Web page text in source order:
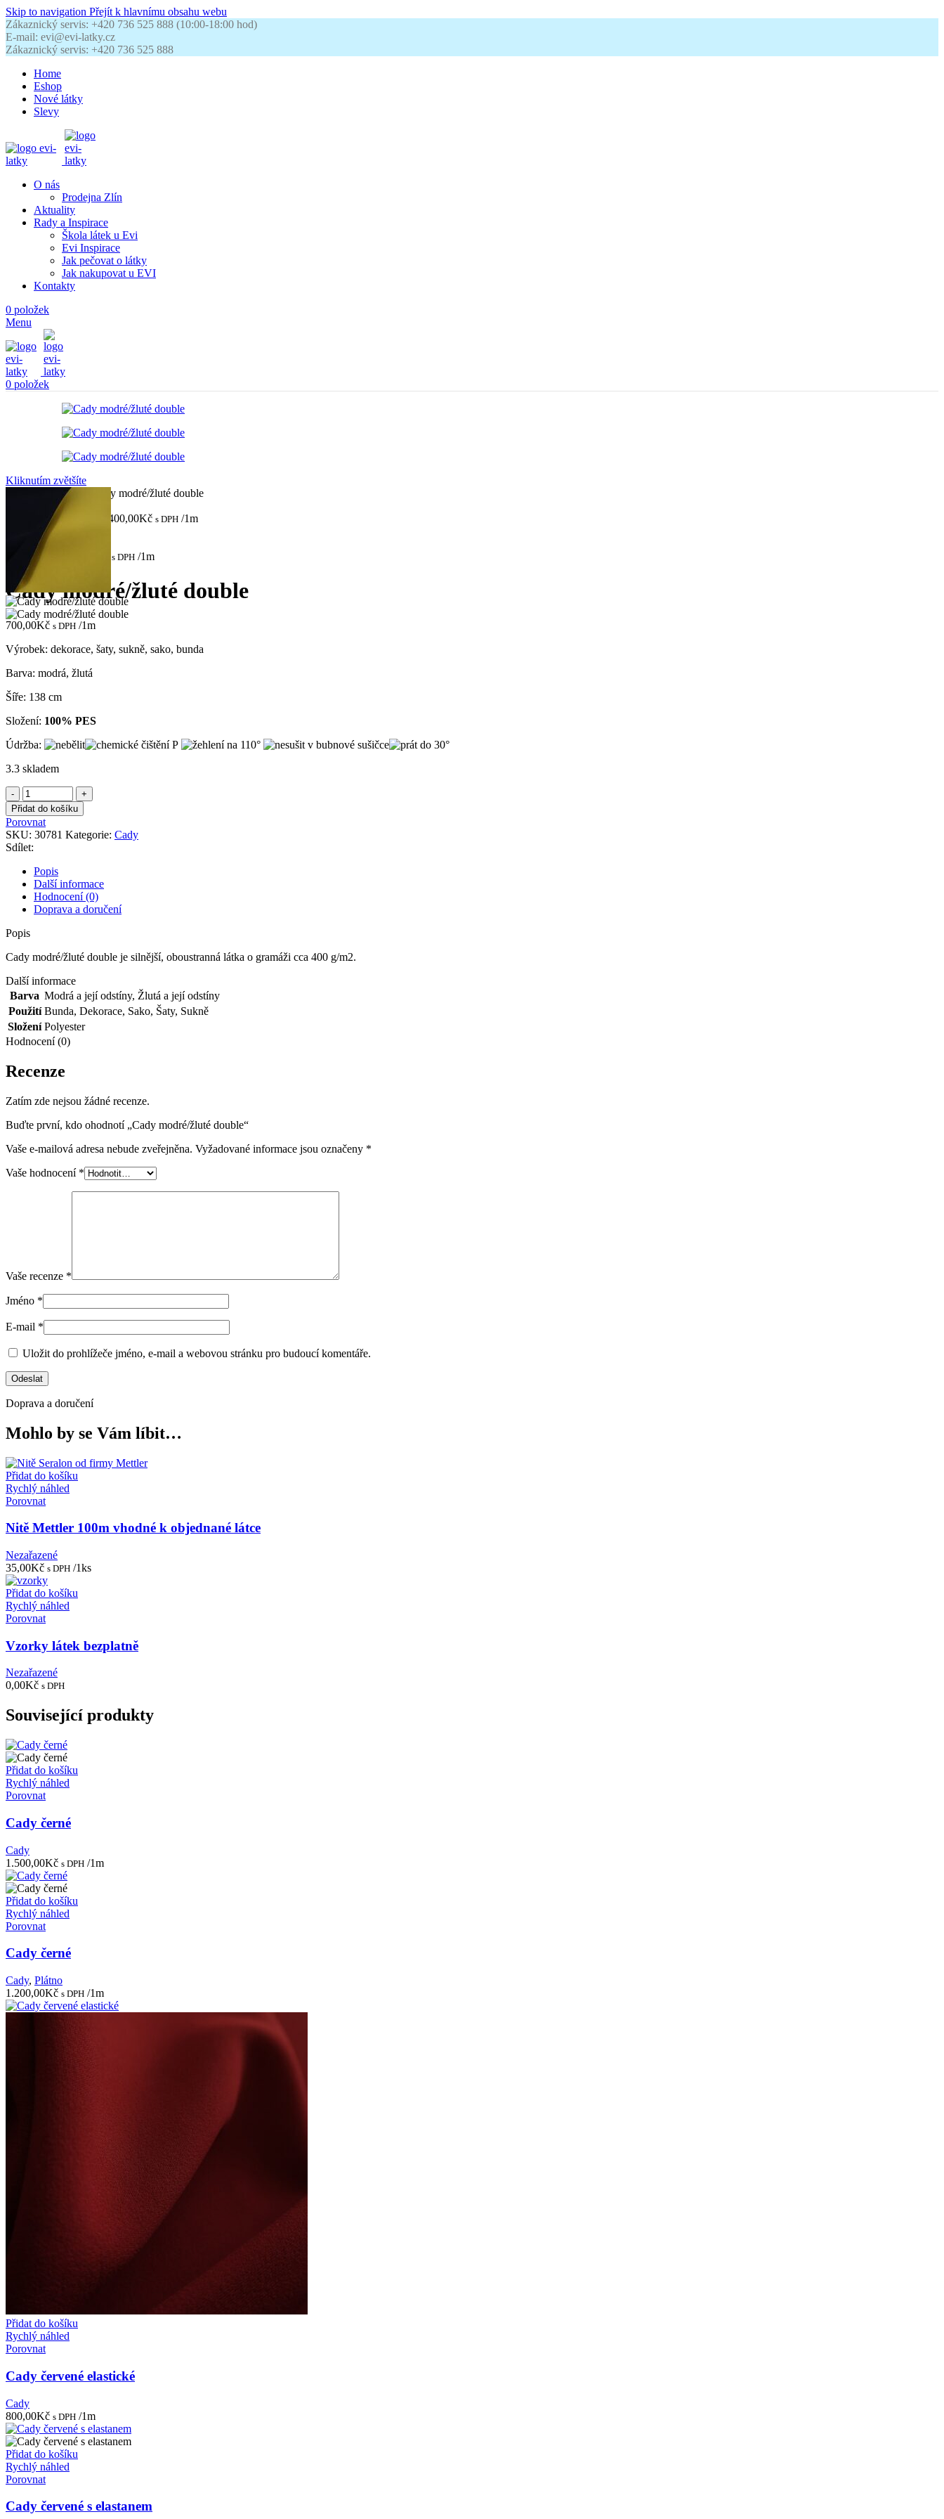
Skip to navigation Přejít k hlavnímu obsahu webu
Zákaznický servis: +420 736 525 888 (10:00-18:00 hod)
E-mail: evi@evi-latky.cz
Zákaznický servis: +420 736 525 888
Home
Eshop
Nové látky
Slevy
O nás
Prodejna Zlín
Aktuality
Rady a Inspirace
Škola látek u Evi
Evi Inspirace
Jak pečovat o látky
Jak nakupovat u EVI
Kontakty
0 položek
Menu
0 položek
Kliknutím zvětšíte
LátkyCady Cady modré/žluté double
Taft černý hedvábný 1.400,00Kč s DPH /1m
Zpět na produkty
Žoržet černý s DPH /1m
Cady modré/žluté double
700,00Kč s DPH /1m
Výrobek: dekorace, šaty, sukně, sako, bunda
Barva: modrá, žlutá
Šíře: 138 cm
Složení: 100% PES
Údržba:
3.3 skladem
Cady
modré/
žluté
double
množství
Přidat do košíku
Porovnat
SKU: 30781 Kategorie: Cady
Sdílet:
Popis
Další informace
Hodnocení (0)
Doprava a doručení
Popis
Cady modré/žluté double je silnější, oboustranná látka o gramáži cca 400 g/m2.
Další informace
Barva Modrá a její odstíny, Žlutá a její odstíny
Použití Bunda, Dekorace, Sako, Šaty, Sukně
Složení Polyester
Hodnocení (0)
Recenze
Zatím zde nejsou žádné recenze.
Buďte první, kdo ohodnotí „Cady modré/žluté double“
Vaše e-mailová adresa nebude zveřejněna. Vyžadované informace jsou označeny *
Vaše hodnocení *
Vaše recenze *
Jméno *
E-mail *
Uložit do prohlížeče jméno, e-mail a webovou stránku pro budoucí komentáře.
Doprava a doručení
Mohlo by se Vám líbit…
Přidat do košíku
Rychlý náhled
Porovnat
Nitě Mettler 100m vhodné k objednané látce
Nezařazené
35,00Kč s DPH /1ks
Přidat do košíku
Rychlý náhled
Porovnat
Vzorky látek bezplatně
Nezařazené
0,00Kč s DPH
Související produkty
Přidat do košíku
Rychlý náhled
Porovnat
Cady černé
Cady
1.500,00Kč s DPH /1m
Přidat do košíku
Rychlý náhled
Porovnat
Cady černé
Cady, Plátno
1.200,00Kč s DPH /1m
Přidat do košíku
Rychlý náhled
Porovnat
Cady červené elastické
Cady
800,00Kč s DPH /1m
Přidat do košíku
Rychlý náhled
Porovnat
Cady červené s elastanem